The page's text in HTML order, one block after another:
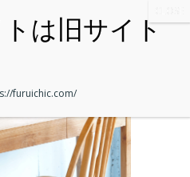
furuichic.com/